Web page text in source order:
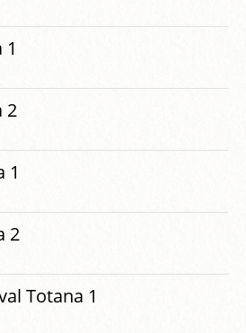
2
1
2
Totana 1